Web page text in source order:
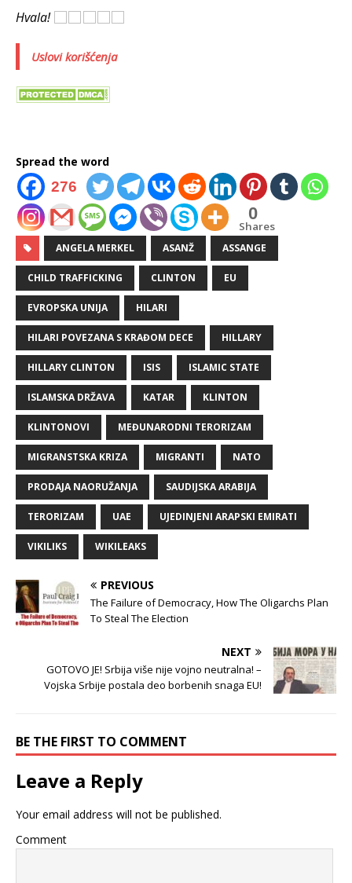
Hvala!
Uslovi korišćenja
Spread the word
276
0
Shares
ANGELA MERKEL ASANŽ ASSANGE
CHILD TRAFFICKING CLINTON EU
EVROPSKA UNIJA HILARI
HILARI POVEZANA S KRAĐOM DECE HILLARY
HILLARY CLINTON ISIS ISLAMIC STATE
ISLAMSKA DRŽAVA KATAR KLINTON
KLINTONOVI MEĐUNARODNI TERORIZAM
MIGRANSTSKA KRIZA MIGRANTI NATO
PRODAJA NAORUŽANJA SAUDIJSKA ARABIJA
TERORIZAM UAE UJEDINJENI ARAPSKI EMIRATI
VIKILIKS WIKILEAKS
PREVIOUS
The Failure of Democracy, How The Oligarchs Plan
To Steal The Election
NEXT
GOTOVO JE! Srbija više nije vojno neutralna! –
Vojska Srbije postala deo borbenih snaga EU!
BE THE FIRST TO COMMENT
Leave a Reply
Your email address will not be published.
Comment